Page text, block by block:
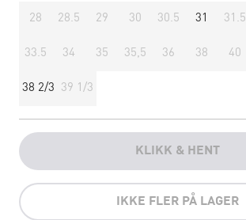
28 28.5 29 30 30.5 31 31.5
33.5 34 35 35,5 36 38 40
38 2/3 39 1/3
KLIKK & HENT
IKKE FLER PÅ LAGER